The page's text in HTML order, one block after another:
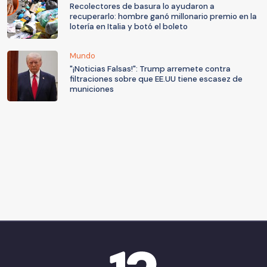
Recolectores de basura lo ayudaron a
recuperarlo: hombre ganó millonario premio en la
lotería en Italia y botó el boleto
Mundo
"¡Noticias Falsas!": Trump arremete contra
filtraciones sobre que EE.UU tiene escasez de
municiones